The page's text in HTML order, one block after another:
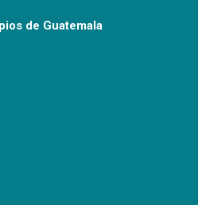
de Guatemala